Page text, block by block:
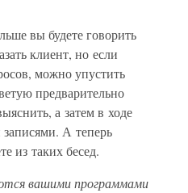
вы будете говорить
клиент, но если
можно упустить
предварительно
а затем в ходе
записями. А теперь
из таких бесед.
вашими программами